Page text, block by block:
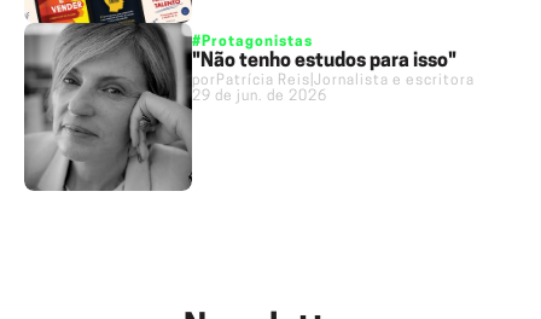
#Protagonistas
"Não tenho estudos para isso"
por Patrícia Reis Jornalista e escritora
29 de jun. de 2026